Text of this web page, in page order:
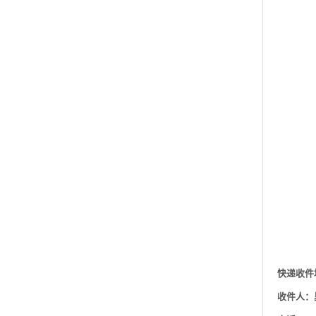
快递收件
收件人：